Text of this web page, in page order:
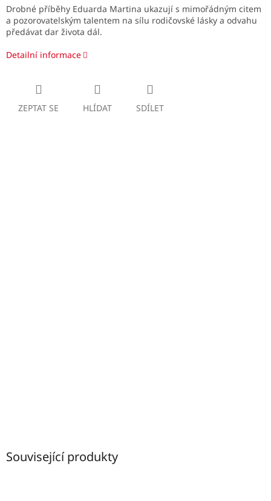
Drobné příběhy Eduarda Martina ukazují s mimořádným citem
a pozorovatelským talentem na sílu rodičovské lásky a odvahu
předávat dar života dál.
Detailní informace
ZEPTAT SE HLÍDAT SDÍLET
Související produkty